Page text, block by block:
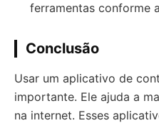
ferramentas conforme
Conclusão
Usar um aplicativo de
importante. Ele ajuda a
na internet. Esses